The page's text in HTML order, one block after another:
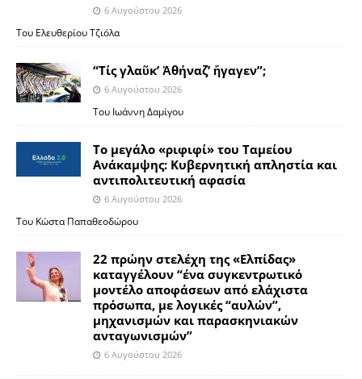
6 Αυγούστου 2026
Του Ελευθερίου Τζιόλα
“Τίς γλαῦκ’ Ἀθήναζ’ ἤγαγεν”;
6 Αυγούστου 2026
Του Ιωάννη Δαμίγου
Το μεγάλο «ριφιφί» του Ταμείου
Ανάκαμψης: Κυβερνητική απληστία και
αντιπολιτευτική αφασία
6 Αυγούστου 2026
Του Κώστα Παπαθεοδώρου
22 πρώην στελέχη της «Ελπίδας»
καταγγέλουν “ένα συγκεντρωτικό
μοντέλο αποφάσεων από ελάχιστα
πρόσωπα, με λογικές “αυλών”,
μηχανισμών και παρασκηνιακών
ανταγωνισμών”
6 Αυγούστου 2026